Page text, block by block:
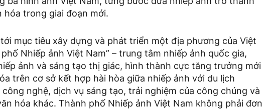
trong giai đoạn mới.
mục tiêu xây dựng và phát triển một địa phương của Việt
Nhiếp ảnh Việt Nam” – trung tâm nhiếp ảnh quốc gia,
ảnh và sáng tạo thị giác, hình thành cực tăng trưởng mới
trên cơ sở kết hợp hài hòa giữa nhiếp ảnh với du lịch
nghệ, dịch vụ sáng tạo, trải nghiệm của công chúng và
hóa khác. Thành phố Nhiếp ảnh Việt Nam không phải đơn